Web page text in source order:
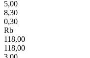
5,00
8,30
0,30
Rb
118,00
118,00